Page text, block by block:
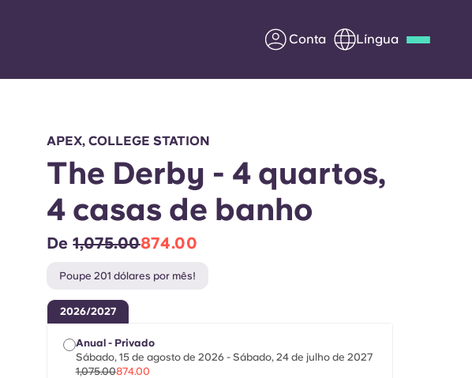
Conta Língua
Sobre nós
Parceria com a Yugo
Perguntas frequentes
Informação para os pais
APEX, COLLEGE STATION
The Derby - 4 quartos,
4 casas de banho
De1,075.00874.00
Poupe 201 dólares por mês!
2026/2027
Anual - Privado
Sábado, 15 de agosto de 2026 - Sábado, 24 de julho de 2027
1,075.00874.00